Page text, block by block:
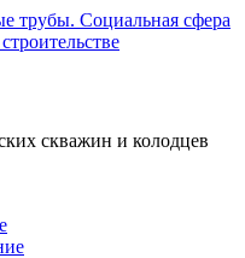
трубы. Социальная сфера
скважин и колодцев